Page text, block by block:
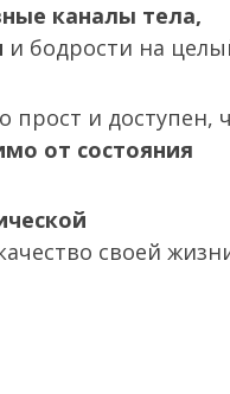
каналы тела,
и бодрости на
и доступен,
от состояния
своей